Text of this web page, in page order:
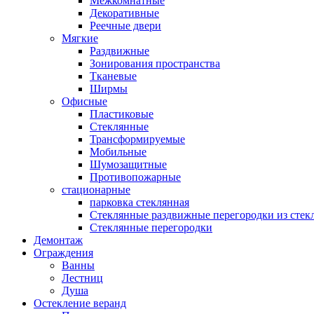
Декоративные
Реечные двери
Мягкие
Раздвижные
Зонирования пространства
Тканевые
Ширмы
Офисные
Пластиковые
Стеклянные
Трансформируемые
Мобильные
Шумозащитные
Противопожарные
стационарные
парковка стеклянная
Стеклянные раздвижные перегородки из
Стеклянные перегородки
Демонтаж
Ограждения
Ванны
Лестниц
Душа
Остекление веранд